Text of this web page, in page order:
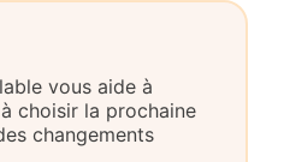
vous aide à
choisir la prochaine
changements